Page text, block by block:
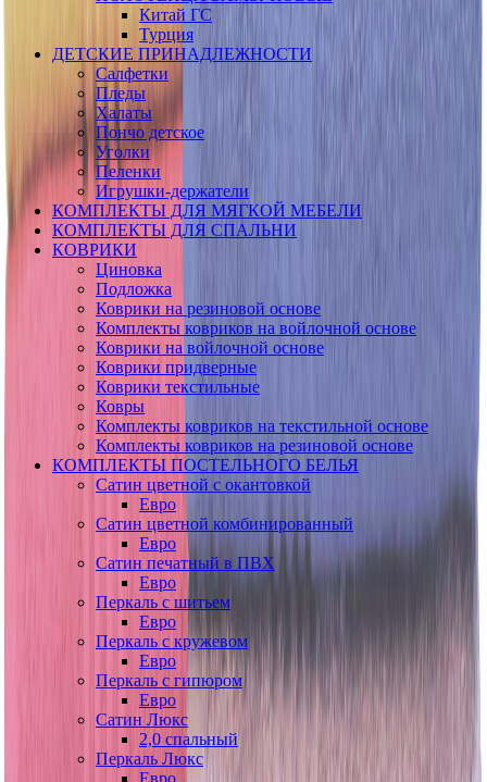
Китай ГС
Турция
ДЕТСКИЕ ПРИНАДЛЕЖНОСТИ
Салфетки
Пледы
Халаты
Пончо детское
Уголки
Пеленки
Игрушки-держатели
КОМПЛЕКТЫ ДЛЯ МЯГКОЙ МЕБЕЛИ
КОМПЛЕКТЫ ДЛЯ СПАЛЬНИ
КОВРИКИ
Циновка
Подложка
Коврики на резиновой основе
Комплекты ковриков на войлочной основе
Коврики на войлочной основе
Коврики придверные
Коврики текстильные
Ковры
Комплекты ковриков на текстильной основе
Комплекты ковриков на резиновой основе
КОМПЛЕКТЫ ПОСТЕЛЬНОГО БЕЛЬЯ
Сатин цветной с окантовкой
Евро
Сатин цветной комбинированный
Евро
Сатин печатный в ПВХ
Евро
Перкаль с шитьем
Евро
Перкаль с кружевом
Евро
Перкаль с гипюром
Евро
Сатин Люкс
2,0 спальный
Перкаль Люкс
Евро